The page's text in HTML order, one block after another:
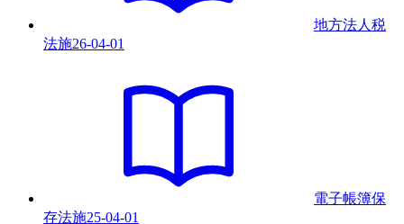
地方法人税
法施26-04-01
電子帳簿保
存法施25-04-01